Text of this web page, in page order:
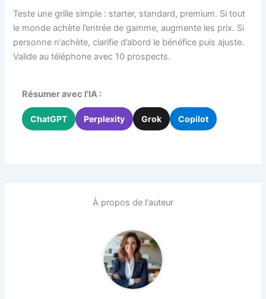
Teste une grille simple : starter, standard, premium. Si tout
le monde achète l’entrée de gamme, augmente les prix. Si
personne n’achète, clarifie d’abord le bénéfice puis ajuste.
Valide au téléphone avec 10 prospects.
Résumer avec l'IA :
ChatGPT Perplexity Grok Copilot
À propos de l'auteur